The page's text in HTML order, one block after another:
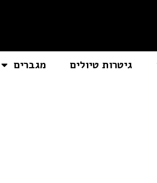
גיטרות טיולים מגברים